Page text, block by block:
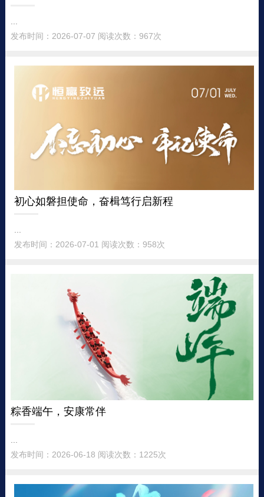
...
发布时间：2026-07-07 阅读次数：967次
初心如磐担使命，奋楫笃行启新程
发布时间：2026-07-01 阅读次数：958次
粽香端午，安康常伴
发布时间：2026-06-18 阅读次数：1225次